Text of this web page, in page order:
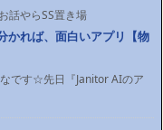
話やらSS置き場
かれば、面白いアプリ【物
です☆先日『Janitor AIのア